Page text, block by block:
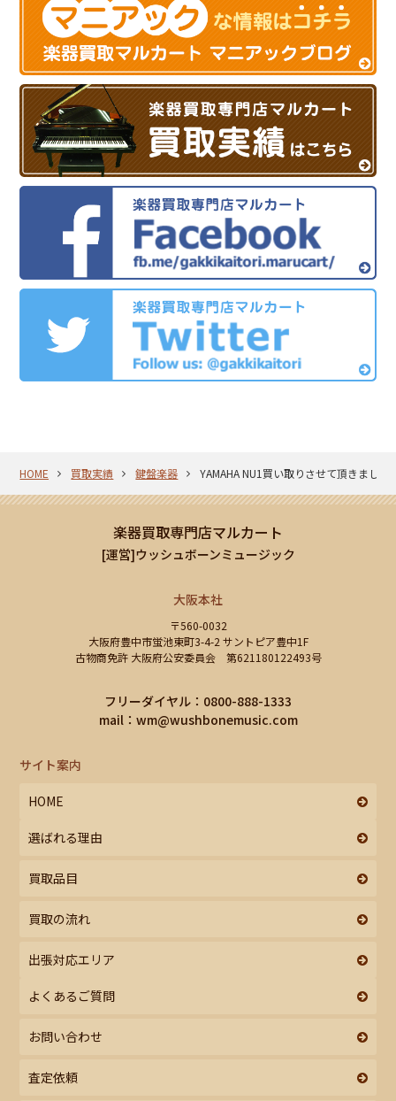
HOME 買取実績 鍵盤楽器 YAMAHA NU1買い取りさせて頂きました
楽器買取専門店マルカート
[運営]ウッシュボーンミュージック
大阪本社
〒560-0032
大阪府豊中市蛍池東町3-4-2 サントピア豊中1F
古物商免許 大阪府公安委員会 第621180122493号
フリーダイヤル：0800-888-1333
mail： wm@wushbonemusic.com
サイト案内
HOME
選ばれる理由
買取品目
買取の流れ
出張対応エリア
よくあるご質問
お問い合わせ
査定依頼